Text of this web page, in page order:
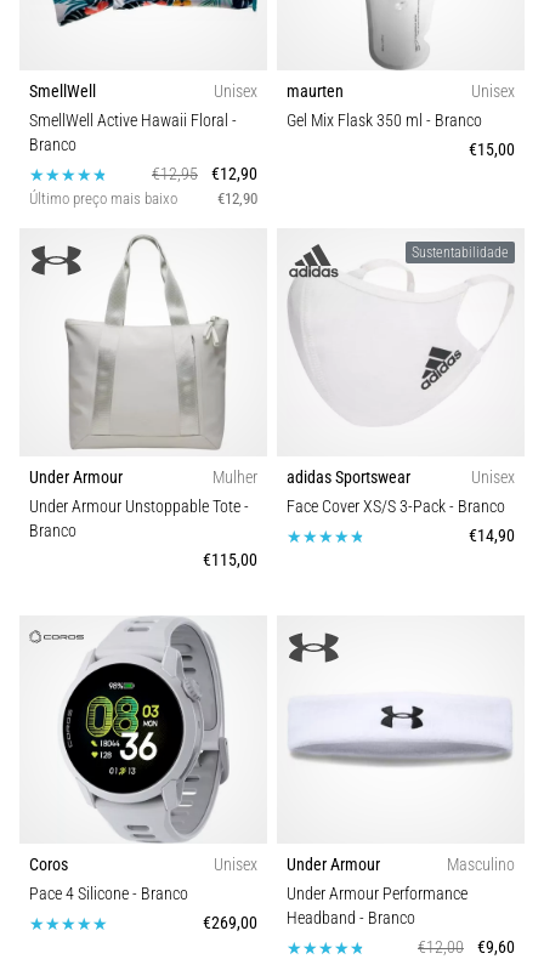
SmellWell
Unisex
SmellWell Active Hawaii Floral -
Branco
€12,95
€12,90
Último preço mais baixo €12,90
maurten
Unisex
Gel Mix Flask 350 ml - Branco
€15,00
Under Armour
Mulher
Under Armour Unstoppable Tote-
Branco
€115,00
Sustentabilidade
adidas Sportswear
Unisex
Face Cover XS/S 3-Pack- Branco
€14,90
Coros
Unisex
Pace 4 Silicone- Branco
€269,00
Under Armour
Masculino
Under Armour Performance
Headband - Branco
€12,00
€9,60